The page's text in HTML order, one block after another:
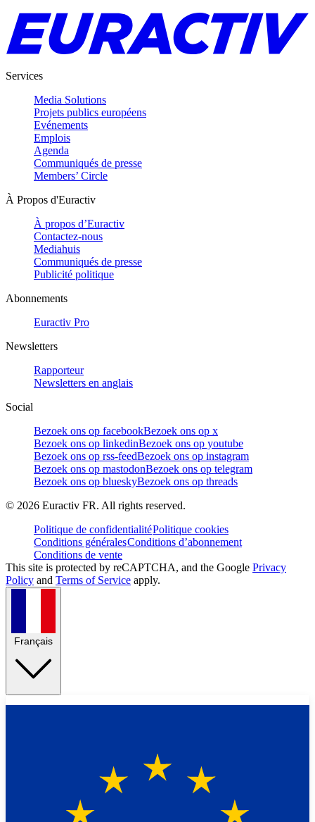
Services
Media Solutions
Projets publics européens
Evénements
Emplois
Agenda
Communiqués de presse
Members’ Circle
À Propos d'Euractiv
À propos d’Euractiv
Contactez-nous
Mediahuis
Communiqués de presse
Publicité politique
Abonnements
Euractiv Pro
Newsletters
Rapporteur
Newsletters en anglais
Social
Bezoek ons op facebookBezoek ons op x
Bezoek ons op linkedinBezoek ons op youtube
Bezoek ons op rss-feedBezoek ons op instagram
Bezoek ons op mastodonBezoek ons op telegram
Bezoek ons op blueskyBezoek ons op threads
© 2026 Euractiv FR. All rights reserved.
Politique de confidentialitéPolitique cookies
Conditions généralesConditions d’abonnement
Conditions de vente
This site is protected by reCAPTCHA, and the Google Privacy
Policy and Terms of Service apply.
Français